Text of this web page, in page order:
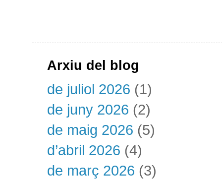
Arxiu del blog
de juliol 2026 (1)
de juny 2026 (2)
de maig 2026 (5)
d’abril 2026 (4)
de març 2026 (3)